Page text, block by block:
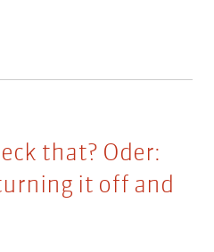
that? Oder:
it off and